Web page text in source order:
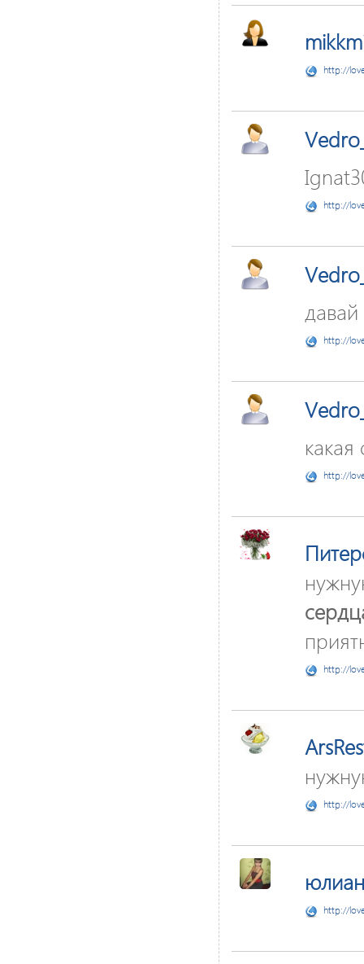
http://
http://
http://
http://
http://
http://
http://